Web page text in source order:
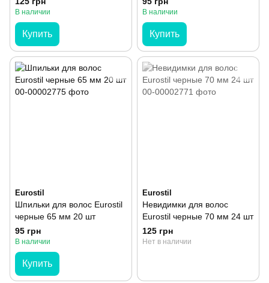
В наличии
Купить
В наличии
Купить
Eurostil
Шпильки для волос Eurostil
черные 65 мм 20 шт
95 грн
В наличии
Купить
Eurostil
Невидимки для волос
Eurostil черные 70 мм 24 шт
125 грн
Нет в наличии